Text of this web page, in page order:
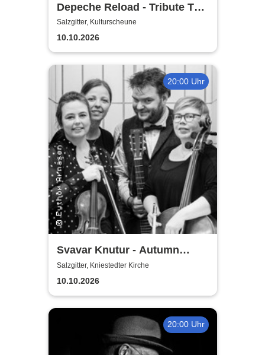
Depeche Reload - Tribute To
Depeche Mode
Salzgitter, Kulturscheune
10.10.2026
20:00 Uhr
Svavar Knutur - Autumn
String Trio Tour
Salzgitter, Kniestedter Kirche
10.10.2026
20:00 Uhr